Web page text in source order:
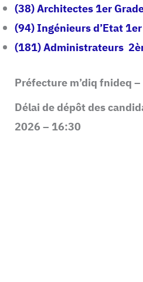
(38) Architectes 1er
(94) Ingénieurs d’Etat
(181) Administrateurs
Préfecture m’diq fnideq
Délai de dépôt des
2026 – 16:30